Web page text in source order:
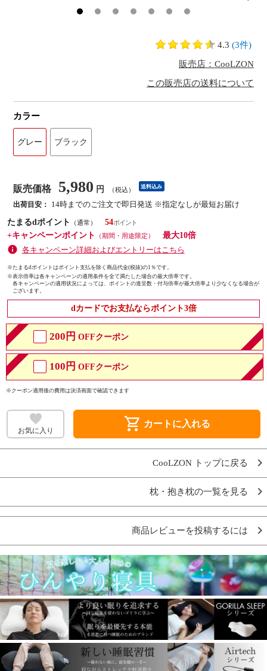
4.3 (3件)
販売店：CooLZON
この販売店の送料について
カラー
グレー ブラック
販売価格 5,980 円 （税込） 送料込み
出荷目安：
14時までのご注文で即日発送 ※指定なしが最短お届け
たまるdポイント
（通常）
54
+キャンペーンポイント
（期間・用途限定）
最大10倍
各キャンペーン詳細およびエントリーはこちら
※たまるdポイントはポイント支払を除く商品代金(税抜)の1％です。
※表示倍率は各キャンペーンの適用条件を全て満たした場合の最大倍率です。
各キャンペーンの適用状況によっては、ポイントの進呈数・付与倍率が最大倍率より少なくなる場合が
ございます。
dカードでお支払ならポイント3倍
200円 OFFクーポン
100円 OFFクーポン
※クーポン適用後の費用は決済画面で確認できます
お気に入り shopping_cart カートに入れる
CooLZON トップに戻る
枕・抱き枕の一覧を見る
商品レビューを投稿するには